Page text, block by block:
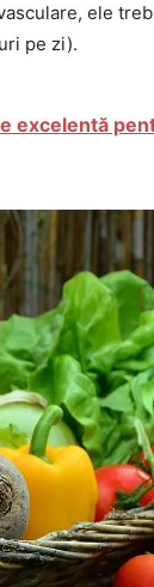
ele
pe zi).
excelentă